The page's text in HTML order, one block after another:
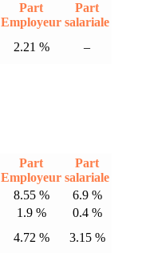
Part
Employeur
Part
salariale
2.21 % –
Part
Employeur
Part
salariale
8.55 %
6.9 %
1.9 %
0.4 %
4.72 %
3.15 %